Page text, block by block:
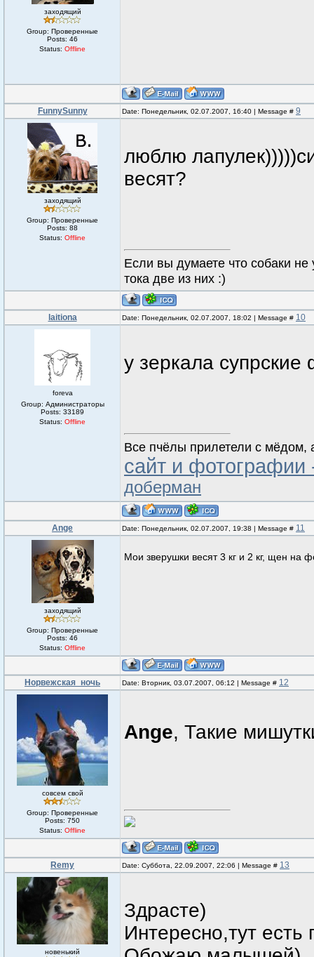
заходящий
Group: Проверенные
Posts: 46
Status: Offline
FunnySunny Date: Понедельник, 02.07.2007, 16:40 | Message # 9
заходящий
Group: Проверенные
Posts: 88
Status: Offline
люблю
весят?
Если вы думаете что собаки
тока две из них :)
laitiona Date: Понедельник, 02.07.2007, 18:02 | Message # 10
foreva
Group: Администраторы
Posts: 33189
Status: Offline
у зеркала супрские
Все пчёлы прилетели с мёдом,
сайт и
доберман
Ange Date: Понедельник, 02.07.2007, 19:38 | Message # 11
заходящий
Group: Проверенные
Posts: 46
Status: Offline
Мои зверушки весят 3 кг и 2 кг, щен на
Норвежская_ночь Date: Вторник, 03.07.2007, 06:12 | Message # 12
совсем свой
Group: Проверенные
Posts: 750
Status: Offline
Ange, Такие
Remy Date: Суббота, 22.09.2007, 22:06 | Message # 13
новенький
Здрасте)
Интересно,тут есть